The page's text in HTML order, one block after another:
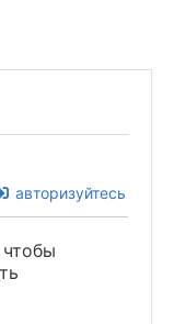
авторизуйтесь